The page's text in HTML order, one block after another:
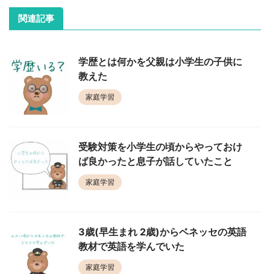
関連記事
学歴とは何かを父親は小学生の子供に
教えた
家庭学習
受験対策を小学生の頃からやっておけ
ば良かったと息子が話していたこと
家庭学習
3歳(早生まれ 2歳)からベネッセの英語
教材で英語を学んでいた
家庭学習